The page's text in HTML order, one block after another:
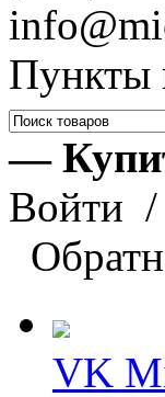
Пункты
—
Войти /
VK